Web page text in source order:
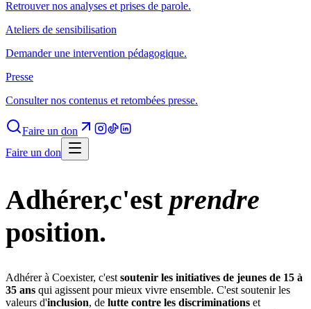
Retrouver nos analyses et prises de parole.
Ateliers de sensibilisation
Demander une intervention pédagogique.
Presse
Consulter nos contenus et retombées presse.
Faire un don
Faire un don
Adhérer,c'est prendre
position.
Adhérer à Coexister, c'est soutenir les initiatives de jeunes de 15 à
35 ans qui agissent pour mieux vivre ensemble. C'est soutenir les
valeurs d'inclusion, de lutte contre les discriminations et